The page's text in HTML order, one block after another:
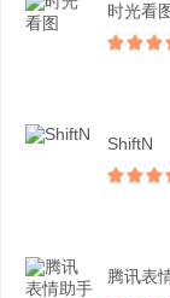
时光看
ShiftN
腾讯表